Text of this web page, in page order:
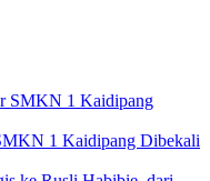
1 Kaidipang Dibekali